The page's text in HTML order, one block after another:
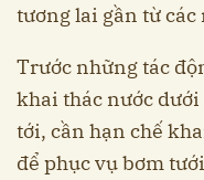
tương lai gần từ
Trước những tác
khai thác nước
tới, cần hạn chế
để phục vụ bơm